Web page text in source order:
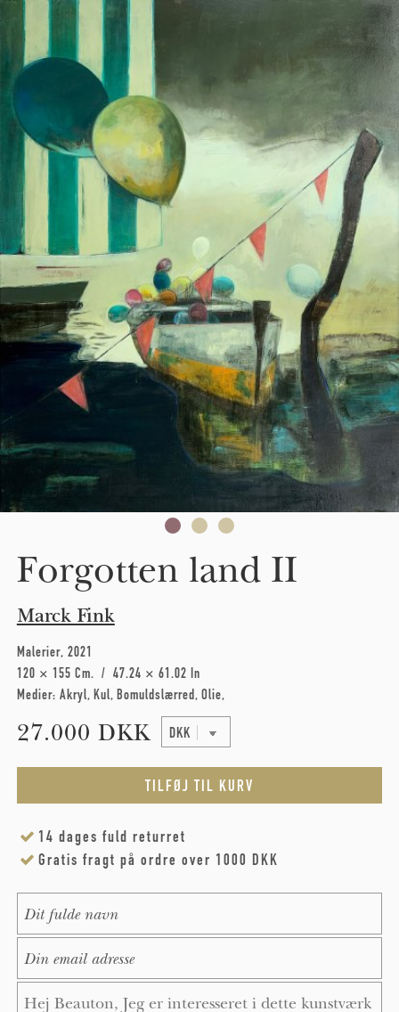
Skip to main content
Forgotten land II
Marck Fink
Malerier 2021
120 × 155 Cm
47.24 × 61.02 In
Medier: Akryl Kul Bomuldslærred Olie
27.000 DKK
14 dages fuld returret
Gratis fragt på ordre over 1000 DKK